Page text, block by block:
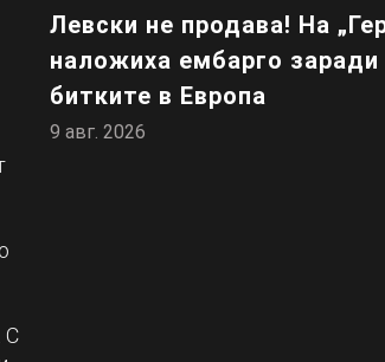
С
Левски не продава! На
наложиха ембарго заради
битките в Европа
9 авг. 2026